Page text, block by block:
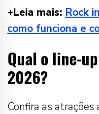
+Leia mais: Rock
como funciona e
Qual o line-
2026?
Confira as atrações